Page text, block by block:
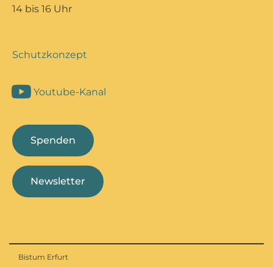
14 bis 16 Uhr
Schutzkonzept
Youtube-Kanal
Spenden
Newsletter
Bistum Erfurt